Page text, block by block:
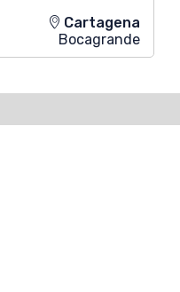
Cartagena
Bocagrande